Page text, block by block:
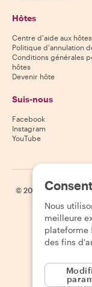
Hôtes
Centre d'aide aux hôtes
Politique d'annulation
Conditions générales
hôtes
Devenir hôte
Suis-nous
Facebook
Instagram
YouTube
© 2026
Nous
meilleure
plateforme
des fins